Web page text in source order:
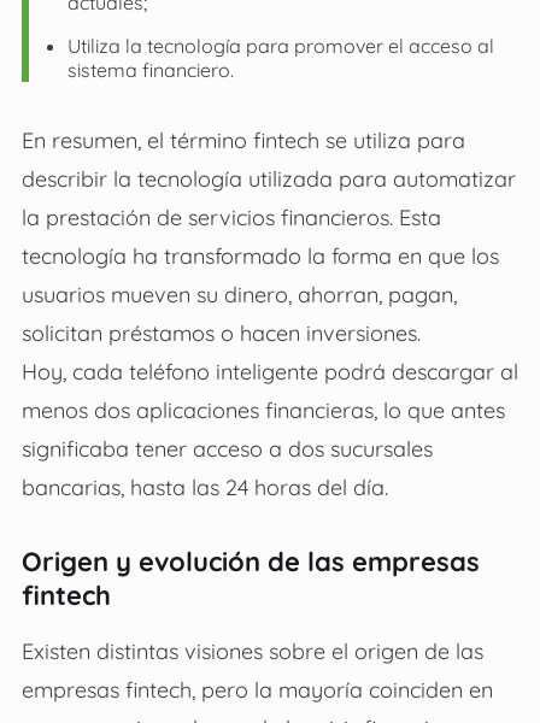
Utiliza la tecnología para promover el acceso al
sistema financiero.
En resumen, el término fintech se utiliza para
describir la tecnología utilizada para automatizar
la prestación de servicios financieros. Esta
tecnología ha transformado la forma en que los
usuarios mueven su dinero, ahorran, pagan,
solicitan préstamos o hacen inversiones.
Hoy, cada teléfono inteligente podrá descargar al
menos dos aplicaciones financieras, lo que antes
significaba tener acceso a dos sucursales
bancarias, hasta las 24 horas del día.
Origen y evolución de las empresas
fintech
Existen distintas visiones sobre el origen de las
empresas fintech, pero la mayoría coinciden en